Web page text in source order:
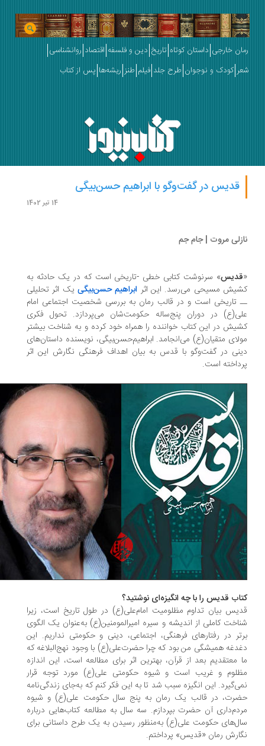
خارجی داستان کوتاه تاریخ دین و فلسفه اقتصاد روانشناسی
کودک و نوجوان طرح جلد فیلم طنز ریشه‌ها پس از کتاب
قدیس در گفت‌وگو با ابراهیم حسن‌بیگی
مروت | جام جم
» سرنوشت کتابی خطی -‌تاریخی است که در یک حادثه به
مسیحی می‌رسد. این اثرابراهیم حسن‌بیگییک اثر تحلیلی
تاریخی است و در قالب رمان به بررسی شخصیت اجتماعی امام
در دوران پنج‌ساله حکومت‌شان می‌پردازد. تحول فکری
در این کتاب خواننده را همراه خود کرده و به شناخت بیشتر
متقیان(ع) می‌انجامد. ابراهیم‌حسن‌بیگی، نویسنده داستان‌های
در گفت‌وگو با قدس به بیان اهداف فرهنگی نگارش این اثر
است.
قدیس را با چه انگیزه‌ای نوشتید؟
بیان تداوم مظلومیت امام‌علی(ع) در طول تاریخ است، زیرا
کاملی از اندیشه و سیره امیرالمومنین(ع) به‌عنوان یک الگوی
در رفتارهای فرهنگی، اجتماعی، دینی و حکومتی نداریم. این
همیشگی من بود که چرا حضرت‌علی(ع) با وجود نهج‌البلاغه که
معتقدیم بعد از قرآن، بهترین اثر برای مطالعه است، این اندازه
و غریب است و شیوه حکومتی علی(ع) مورد توجه قرار
این انگیزه سبب شد تا به این فکر کنم که به‌جای زندگی‌نامه
در قالب یک رمان به پنج سال حکومت علی(ع) و شیوه
آن حضرت بپردازم. سه سال به مطالعه کتاب‌هایی درباره
حکومت علی(ع) به‌منظور رسیدن به یک طرح داستانی برای
رمان «قدیس» پرداختم.